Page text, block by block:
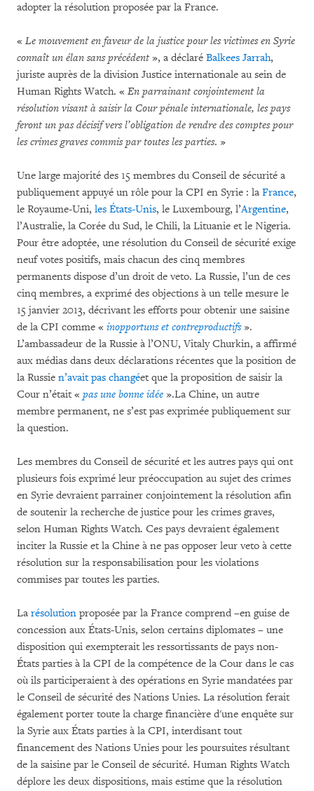
adopter la résolution proposée par la France.
« Le mouvement en faveur de la justice pour les victimes en Syrie
connaît un élan sans précédent », a déclaré Balkees Jarrah,
juriste auprès de la division Justice internationale au sein de
Human Rights Watch. « En parrainant conjointement la
résolution visant à saisir la Cour pénale internationale, les pays
feront un pas décisif vers l’obligation de rendre des comptes pour
les crimes graves commis par toutes les parties. »
Une large majorité des 15 membres du Conseil de sécurité a
publiquement appuyé un rôle pour la CPI en Syrie : la France,
le Royaume-Uni, les États-Unis, le Luxembourg, l’Argentine,
l’Australie, la Corée du Sud, le Chili, la Lituanie et le Nigeria.
Pour être adoptée, une résolution du Conseil de sécurité exige
neuf votes positifs, mais chacun des cinq membres
permanents dispose d’un droit de veto. La Russie, l’un de ces
cinq membres, a exprimé des objections à un telle mesure le
15 janvier 2013, décrivant les efforts pour obtenir une saisine
de la CPI comme « inopportuns et contreproductifs».
L’ambassadeur de la Russie à l’ONU, Vitaly Churkin, a affirmé
aux médias dans deux déclarations récentes que la position de
la Russie n’avait pas changéet que la proposition de saisir la
Cour n’était « pas une bonne idée ».La Chine, un autre
membre permanent, ne s’est pas exprimée publiquement sur
la question.
Les membres du Conseil de sécurité et les autres pays qui ont
plusieurs fois exprimé leur préoccupation au sujet des crimes
en Syrie devraient parrainer conjointement la résolution afin
de soutenir la recherche de justice pour les crimes graves,
selon Human Rights Watch. Ces pays devraient également
inciter la Russie et la Chine à ne pas opposer leur veto à cette
résolution sur la responsabilisation pour les violations
commises par toutes les parties.
La résolution proposée par la France comprend –en guise de
concession aux États-Unis, selon certains diplomates – une
disposition qui exempterait les ressortissants de pays non-
États parties à la CPI de la compétence de la Cour dans le cas
où ils participeraient à des opérations en Syrie mandatées par
le Conseil de sécurité des Nations Unies. La résolution ferait
également porter toute la charge financière d'une enquête sur
la Syrie aux États parties à la CPI, interdisant tout
financement des Nations Unies pour les poursuites résultant
de la saisine par le Conseil de sécurité. Human Rights Watch
déplore les deux dispositions, mais estime que la résolution